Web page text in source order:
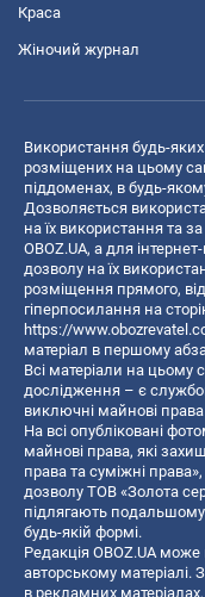
Краса
Жіночий журнал
Використання будь-яких
розміщених на цьому
піддоменах, в будь-
Дозволяється
на їх використання та
OBOZ.UA, а для
дозволу на їх
розміщення прямого,
гіперпосилання на
https://
матеріал в першому
Всі матеріали на цьому
дослідження – є
виключні майнові
На всі опубліковані
майнові права, які
права та суміжні
дозволу ТОВ «Золота
підлягають
будь-якій формі.
Редакція OBOZ.UA
авторському матеріалі.
в рекламних